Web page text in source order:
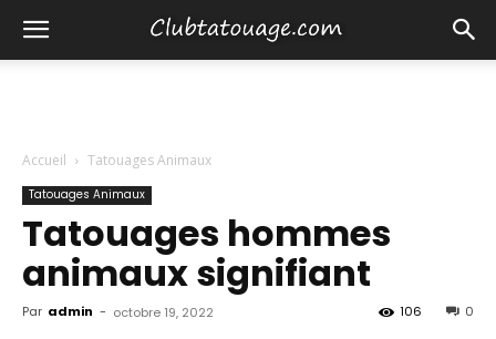
Accueil Tatouages Animaux
Tatouages Animaux
Tatouages hommes
animaux signifiant
Par admin - octobre 19, 2022 0
106